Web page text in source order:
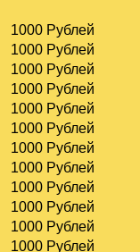
1000 Рублей
1000 Рублей
1000 Рублей
1000 Рублей
1000 Рублей
1000 Рублей
1000 Рублей
1000 Рублей
1000 Рублей
1000 Рублей
1000 Рублей
1000 Рублей